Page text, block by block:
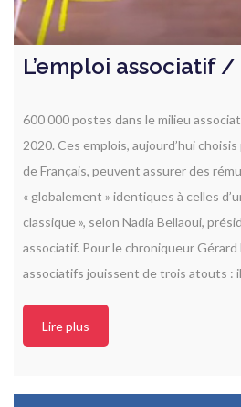
L’emploi associatif /
600 000 postes dans le milieu
2020. Ces emplois, aujourd’hui
de Français, peuvent assurer des
« globalement » identiques à celles
classique », selon Nadia Bellaoui,
associatif. Pour le chroniqueur Gérard
associatifs jouissent de trois atouts :
Lire plus